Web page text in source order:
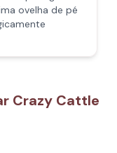
ovelha de pé
Crazy Cattle